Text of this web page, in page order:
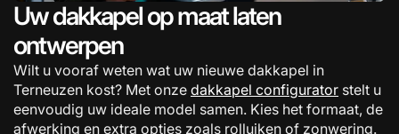
Uw dakkapel op maat laten
ontwerpen
Wilt u vooraf weten wat uw nieuwe dakkapel in
Terneuzen kost? Met onze dakkapel configurator stelt u
eenvoudig uw ideale model samen. Kies het formaat, de
afwerking en extra opties zoals rolluiken of zonwering.